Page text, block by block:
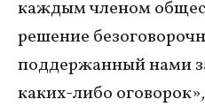
каждым членом
решение
поддержанный нами
каких-либо оговорок»,